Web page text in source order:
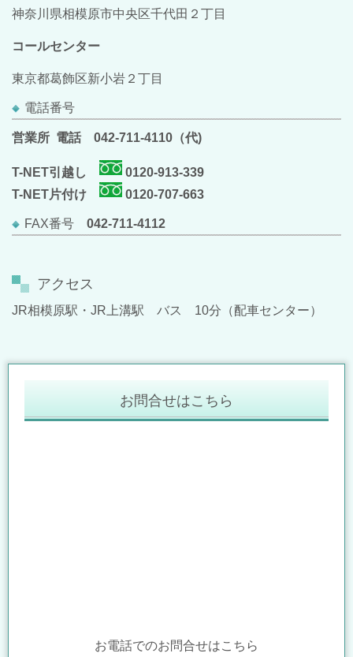
神奈川県相模原市中央区千代田２丁目
コールセンター
東京都葛飾区新小岩２丁目
電話番号
営業所 電話 042-711-4110（代)
T-NET引越し
0120-913-339
T-NET片付け
0120-707-663
FAX番号 042-711-4112
アクセス
JR相模原駅・JR上溝駅 バス 10分（配車センター）
お問合せはこちら
お電話でのお問合せはこちら